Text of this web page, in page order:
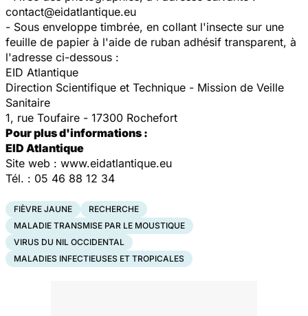
contact@eidatlantique.eu
- Sous enveloppe timbrée, en collant l'insecte sur une
feuille de papier à l'aide de ruban adhésif transparent, à
l'adresse ci-dessous :
EID Atlantique
Direction Scientifique et Technique - Mission de Veille
Sanitaire
1, rue Toufaire - 17300 Rochefort
Pour plus d'informations :
EID Atlantique
Site web : www.eidatlantique.eu
Tél. : 05 46 88 12 34
FIÈVRE JAUNE
RECHERCHE
MALADIE TRANSMISE PAR LE MOUSTIQUE
VIRUS DU NIL OCCIDENTAL
MALADIES INFECTIEUSES ET TROPICALES